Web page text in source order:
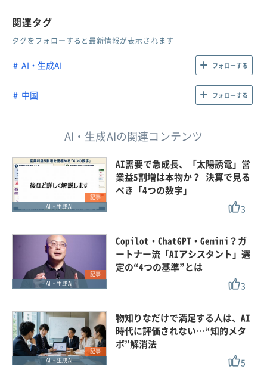
関連タグ
タグをフォローすると最新情報が表示されます
AI・生成AI フォローする
中国 フォローする
AI・生成AIの関連コンテンツ
記事
AI・生成AI
AI需要で急成長、「太陽誘電」営
業益5割増は本物か？ 決算で見る
べき「4つの数字」
3
記事
AI・生成AI
Copilot・ChatGPT・Gemini？ガ
ートナー流「AIアシスタント」選
定の“4つの基準”とは
3
記事
AI・生成AI
物知りなだけで満足する人は、AI
時代に評価されない…“知的メタ
ボ”解消法
5